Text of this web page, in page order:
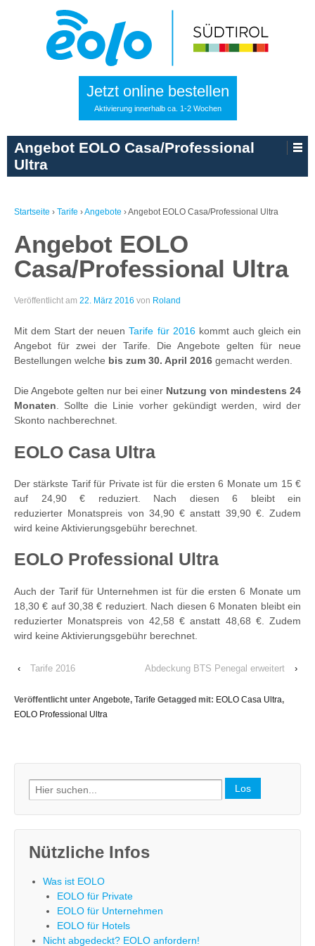
Jetzt online bestellen
Aktivierung innerhalb ca. 1-2 Wochen
Angebot EOLO Casa/Professional
Ultra
Startseite › Tarife ›Angebote ›Angebot EOLO Casa/Professional Ultra
Angebot EOLO
Casa/Professional Ultra
Veröffentlicht am 22. März 2016 von Roland
Mit dem Start der neuenTarife für 2016kommt auch gleich ein
Angebot für zwei der Tarife. Die Angebote gelten für neue
Bestellungen welche bis zum 30. April 2016 gemacht werden.
Die Angebote gelten nur bei einer Nutzung von mindestens 24
Monaten. Sollte die Linie vorher gekündigt werden, wird der
Skonto nachberechnet.
EOLO Casa Ultra
Der stärkste Tarif für Private ist für die ersten 6 Monate um 15 €
auf 24,90 € reduziert. Nach diesen 6 bleibt ein
reduzierter Monatspreis von 34,90 € anstatt 39,90 €. Zudem
wird keine Aktivierungsgebühr berechnet.
EOLO Professional Ultra
Auch der Tarif für Unternehmen ist für die ersten 6 Monate um
18,30 € auf 30,38 € reduziert. Nach diesen 6 Monaten bleibt ein
reduzierter Monatspreis von 42,58 € anstatt 48,68 €. Zudem
wird keine Aktivierungsgebühr berechnet.
‹ Tarife 2016 Abdeckung BTS Penegal erweitert ›
Veröffentlicht unter Angebote, Tarife Getagged mit: EOLO Casa Ultra,
EOLO Professional Ultra
Search
for:
Nützliche Infos
Was ist EOLO
EOLO für Private
EOLO für Unternehmen
EOLO für Hotels
Nicht abgedeckt? EOLO anfordern!